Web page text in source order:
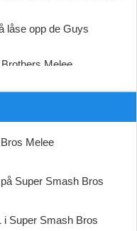
låse opp de Guys
Melee
Melee
Super Smash Bros
i Super Smash Bros